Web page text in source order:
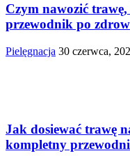
Czym nawozić
przewodnik po
Pielęgnacja 30 czerwca,
Jak dosiewać trawę
kompletny